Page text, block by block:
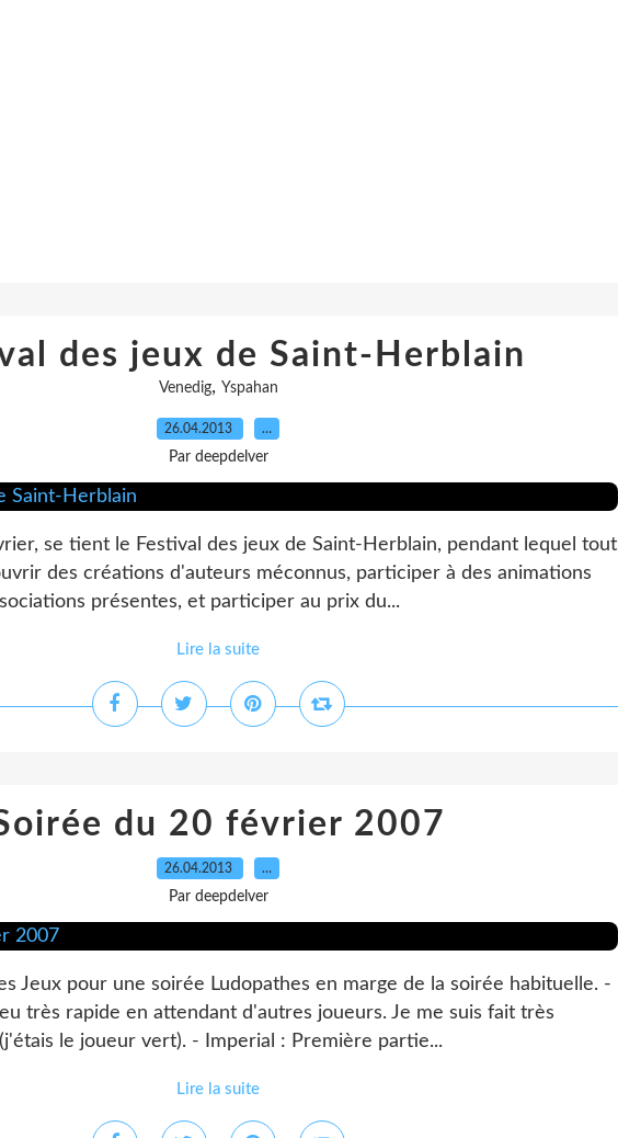
des jeux de Saint-Herblain
Venedig, Yspahan
26.04.2013 …
Par deepdelver
se tient le Festival des jeux de Saint-Herblain, pendant lequel tout
des créations d'auteurs méconnus, participer à des animations
présentes, et participer au prix du...
Lire la suite
du 20 février 2007
26.04.2013 …
Par deepdelver
Jeux pour une soirée Ludopathes en marge de la soirée habituelle. -
très rapide en attendant d'autres joueurs. Je me suis fait très
le joueur vert). - Imperial : Première partie...
Lire la suite